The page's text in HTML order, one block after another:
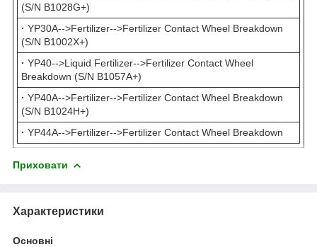
(S/N B1028G+)
· YP30A-->Fertilizer-->Fertilizer Contact Wheel Breakdown
(S/N B1002X+)
· YP40-->Liquid Fertilizer-->Fertilizer Contact Wheel
Breakdown (S/N B1057A+)
· YP40A-->Fertilizer-->Fertilizer Contact Wheel Breakdown
(S/N B1024H+)
· YP44A-->Fertilizer-->Fertilizer Contact Wheel Breakdown
Приховати
Характеристики
Основні